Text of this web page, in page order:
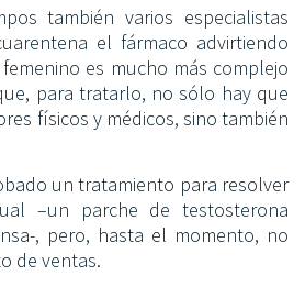
también varios especialistas
el fármaco advirtiendo
es mucho más complejo
para tratarlo, no sólo hay que
físicos y médicos, sino también
un tratamiento para resolver
–un parche de testosterona
, pero, hasta el momento, no
de ventas.